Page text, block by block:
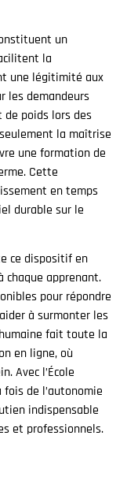
un
la
une légitimité aux
les demandeurs
de poids lors des
la maîtrise
une formation de
Cette
en temps
durable sur le
ce dispositif en
apprenant.
pour répondre
à surmonter les
fait toute la
en ligne, où
Avec l’École
de l’autonomie
indispensable
et professionnels.